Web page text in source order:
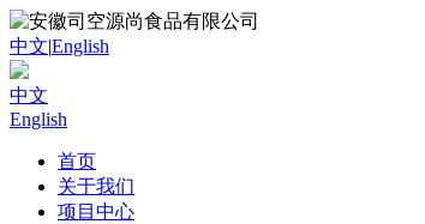
中文|English
中文
English
首页
关于我们
项目中心